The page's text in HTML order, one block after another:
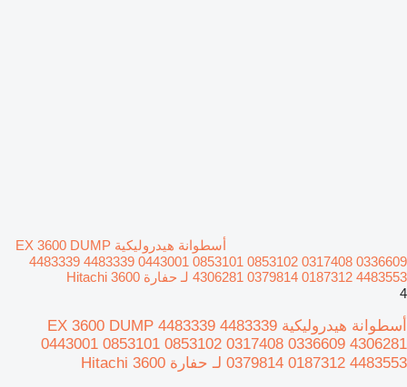
أسطوانة هيدروليكية EX 3600 DUMP
4483339 4483339 0443001 0853101 0853102 0317408 0336609
4306281 0379814 0187312 4483553 لـ حفارة Hitachi 3600
4
أسطوانة هيدروليكية EX 3600 DUMP 4483339 4483339
0443001 0853101 0853102 0317408 0336609 4306281
0379814 0187312 4483553 لـ حفارة Hitachi 3600